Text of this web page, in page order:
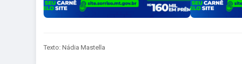
Texto: Nádia Mastella